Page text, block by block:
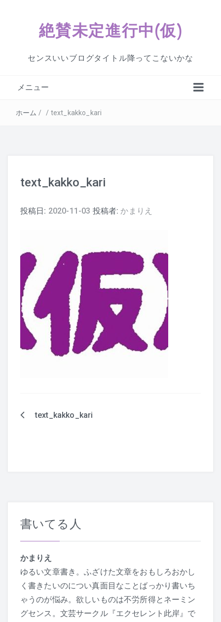
絶賛未定進行中(仮)
センスいいブログタイトル降ってこないかな
メニュー
ホーム / / text_kakko_kari
text_kakko_kari
投稿日: 2020-11-03 投稿者: かまりえ
投
ー
ョ
ン
text_kakko_kari
書いてる人
かまりえ
ゆるい文章書き。ふざけた文章をおもしろおかし
く書きたいのについ真面目なことばっかり書いち
ゃうのが悩み。欲しいものは不労所得とネーミン
グセンス。文芸サークル『エクセレント此岸』で